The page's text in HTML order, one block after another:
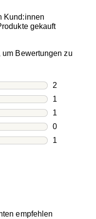
Kund:innen
gekauft
Bewertungen zu
2
2
1
1
1
1
0
0
1
empfehlen